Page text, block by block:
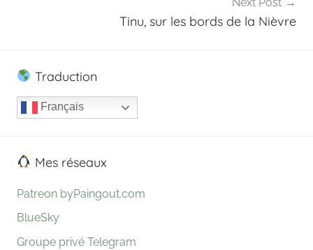
Tinu, sur les bords de la Nièvre
Traduction
Français
Mes réseaux
Patreon byPaingout.com
BlueSky
Groupe privé Telegram